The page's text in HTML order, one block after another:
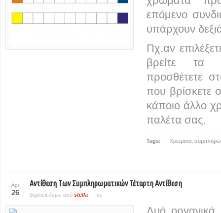
επόμενο
υπάρχουν
Πχ.αν
βρείτε τα
προσθέτετε
που βρίσκετε
κάποιο άλλο
παλέτα σας.
Tags: Χρωματα
Apr
26
Αντίθεση Των Συμπληρωματικών Τέταρτη Αντίθεση
δημοσιεύτηκε από stella σε